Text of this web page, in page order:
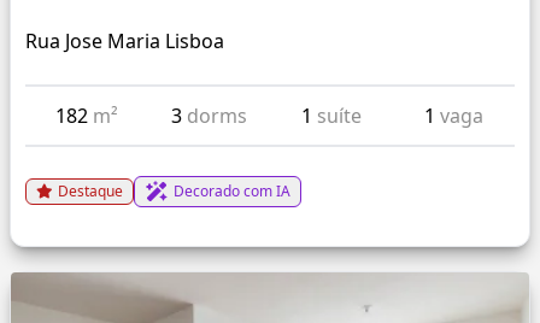
Rua Jose Maria Lisboa
182 m² 3 dorms 1 suíte 1 vaga
Destaque Decorado com IA